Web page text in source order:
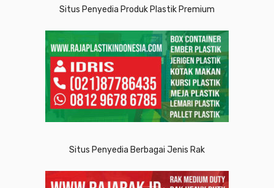
Situs Penyedia Produk Plastik Premium
Situs Penyedia Berbagai Jenis Rak